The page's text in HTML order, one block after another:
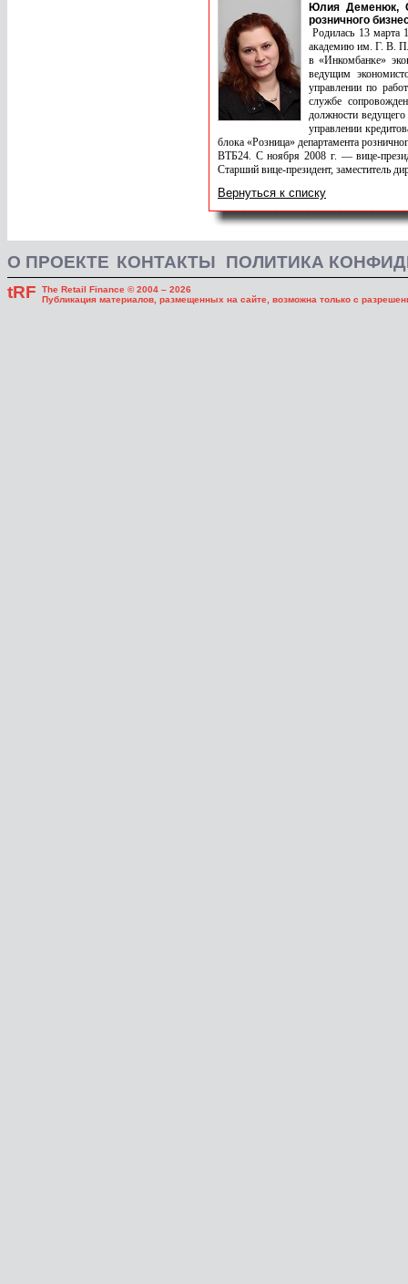
Юлия Деменюк,
розничного
Родилась 13 марта
академию им. Г. В.
в «Инкомбанке»
ведущим
управлении по
службе
должности ведущего
управлении
блока «Розница» департамента
ВТБ24. С ноября 2008 г. — вице-
Старший вице-президент, заместитель
Вернуться к списку
О ПРОЕКТЕ КОНТАКТЫ ПОЛИТИКА
The Retail Finance © 2004 – 2026
Публикация материалов, размещенных на сайте, возможна только с
tRF